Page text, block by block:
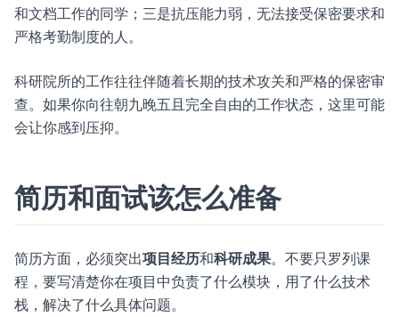
和文档工作的同学；三是抗压能力弱，无法接受保密要求和
严格考勤制度的人。
科研院所的工作往往伴随着长期的技术攻关和严格的保密审
查。如果你向往朝九晚五且完全自由的工作状态，这里可能
会让你感到压抑。
简历和面试该怎么准备
简历方面，必须突出项目经历和科研成果。不要只罗列课
程，要写清楚你在项目中负责了什么模块，用了什么技术
栈，解决了什么具体问题。